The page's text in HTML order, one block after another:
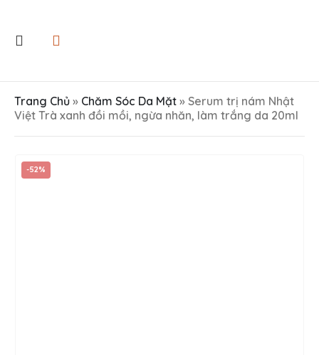
Trang Chủ » Chăm Sóc Da Mặt » Serum trị nám Nhật
Việt Trà xanh đồi mồi, ngừa nhăn, làm trắng da 20ml
-52%